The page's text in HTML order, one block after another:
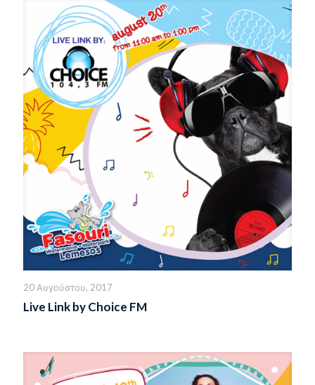
20 Αυγούστου, 2017
Live Link by Choice FM